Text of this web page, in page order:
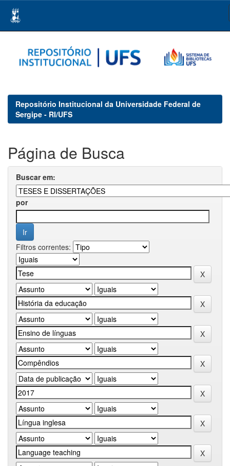
navigation
Repositório Institucional da Universidade Federal de
Sergipe - RI/UFS
Página de Busca
Buscar em:
por
Filtros correntes: